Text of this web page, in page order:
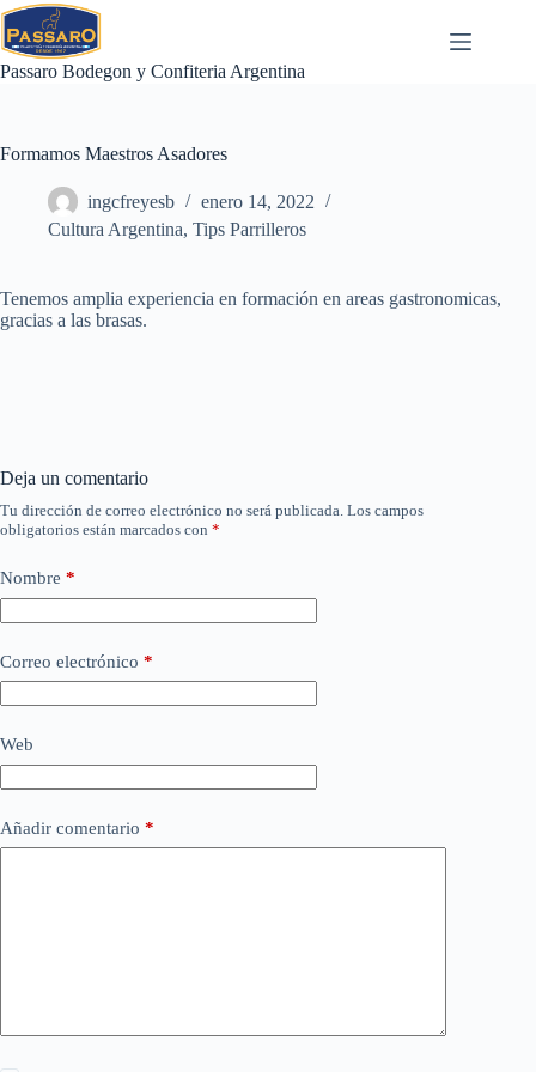
Saltar
al
contenido
Passaro Bodegon y Confiteria Argentina
Formamos Maestros Asadores
ingcfreyesb
enero 14, 2022
Cultura Argentina, Tips Parrilleros
Tenemos amplia experiencia en formación en areas gastronomicas,
gracias a las brasas.
Deja un comentario
Tu dirección de correo electrónico no será publicada. Los campos
obligatorios están marcados con *
Nombre *
Correo electrónico *
Web
Añadir comentario *